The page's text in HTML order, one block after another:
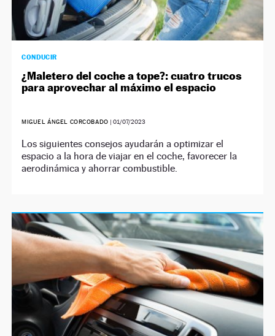
CONDUCIR
¿Maletero del coche a tope?: cuatro trucos
para aprovechar al máximo el espacio
MIGUEL ÁNGEL CORCOBADO |01/07/2023
Los siguientes consejos ayudarán a optimizar el
espacio a la hora de viajar en el coche, favorecer la
aerodinámica y ahorrar combustible.